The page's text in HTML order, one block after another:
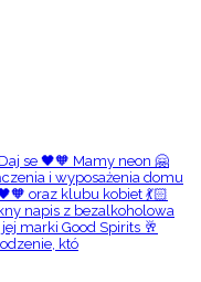
któ